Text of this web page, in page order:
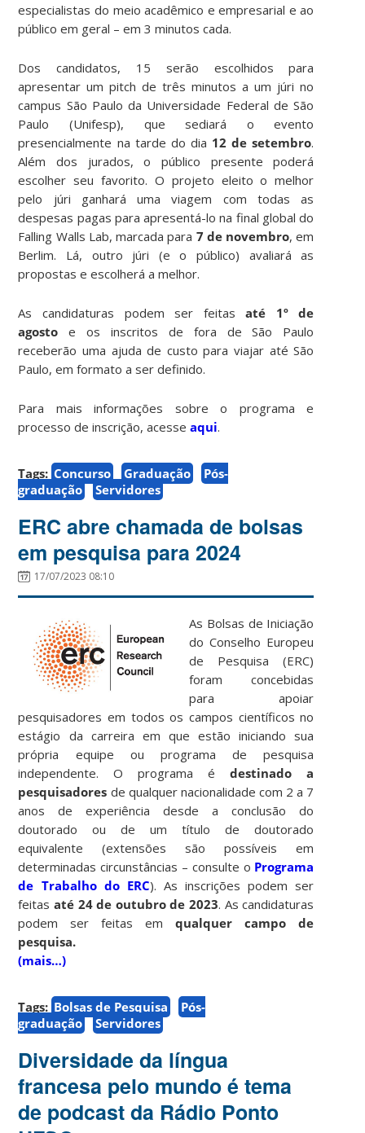
especialistas do meio acadêmico e empresarial e ao
público em geral – em 3 minutos cada.
Dos candidatos, 15 serão escolhidos para
apresentar um pitch de três minutos a um júri no
campus São Paulo da Universidade Federal de São
Paulo (Unifesp), que sediará o evento
presencialmente na tarde do dia 12 de setembro.
Além dos jurados, o público presente poderá
escolher seu favorito. O projeto eleito o melhor
pelo júri ganhará uma viagem com todas as
despesas pagas para apresentá-lo na final global do
Falling Walls Lab, marcada para 7 de novembro, em
Berlim. Lá, outro júri (e o público) avaliará as
propostas e escolherá a melhor.
As candidaturas podem ser feitas até 1º de
agostoe os inscritos de fora de São Paulo
receberão uma ajuda de custo para viajar até São
Paulo, em formato a ser definido.
Para mais informações sobre o programa e
processo de inscrição, acesseaqui.
Tags: Concurso Graduação
Pós-
graduação
Servidores
ERC abre chamada de bolsas
em pesquisa para 2024
17/07/2023 08:10
As Bolsas de Iniciação
do Conselho Europeu
de Pesquisa (ERC)
foram concebidas
para apoiar
pesquisadores em todos os campos científicos no
estágio da carreira em que estão iniciando sua
própria equipe ou programa de pesquisa
independente. O programa édestinado a
pesquisadores de qualquer nacionalidade com 2 a 7
anos de experiência desde a conclusão do
doutorado ou de um título de doutorado
equivalente (extensões são possíveis em
determinadas circunstâncias – consulte o Programa
de Trabalho do ERC). As inscrições podem ser
feitasaté 24 de outubro de 2023. As candidaturas
podem ser feitas emqualquer campo de
pesquisa.
(mais…)
Tags: Bolsas de Pesquisa
Pós-
graduação
Servidores
Diversidade da língua
francesa pelo mundo é tema
de podcast da Rádio Ponto